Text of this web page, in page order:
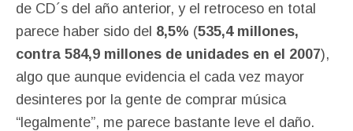
de CD´s del año anterior, y el retroceso en total
parece haber sido del 8,5% (535,4 millones,
contra 584,9 millones de unidades en el 2007),
algo que aunque evidencia el cada vez mayor
desinteres por la gente de comprar música
“legalmente”, me parece bastante leve el daño.